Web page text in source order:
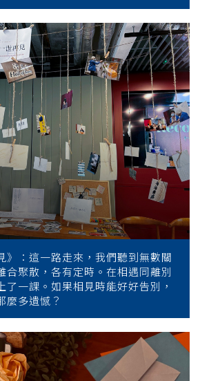
》：這一路走來，我們聽到無數關
合聚散，各有定時。在相遇同離別
了一課。如果相見時能好好告別，
麼多遺憾？